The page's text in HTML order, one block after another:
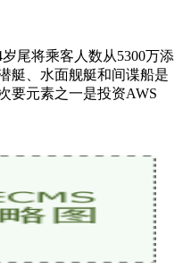
尾将乘客人数从5300万添
艇、水面舰艇和间谍船是
要元素之一是投资AWS